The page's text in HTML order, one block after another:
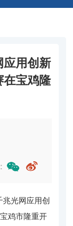
应用创新
在宝鸡隆
兆光网应用创
鸡市隆重开